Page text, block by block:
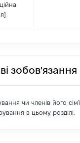
зобов'язання
чи членів його сім'ї
в цьому розділі.